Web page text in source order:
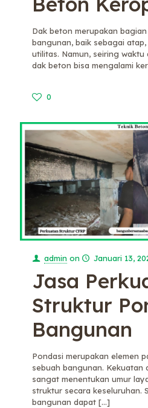
Dak beton merupakan
bangunan, baik sebagai
utilitas. Namun, seiring waktu
dak beton bisa mengalami
0
admin on Januari 13,
Jasa
Struktur
Bangunan
Pondasi merupakan elemen
sebuah bangunan. Kekuatan
sangat menentukan umur
struktur secara keseluruhan.
bangunan dapat […]